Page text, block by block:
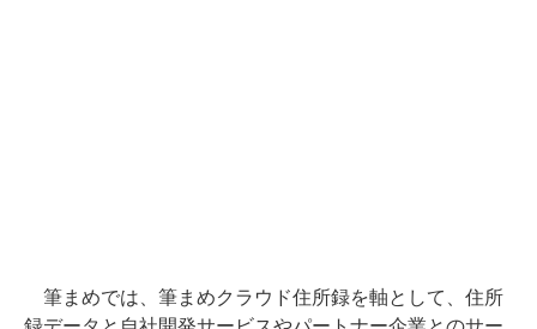
筆まめでは、筆まめクラウド住所録を軸として、住所